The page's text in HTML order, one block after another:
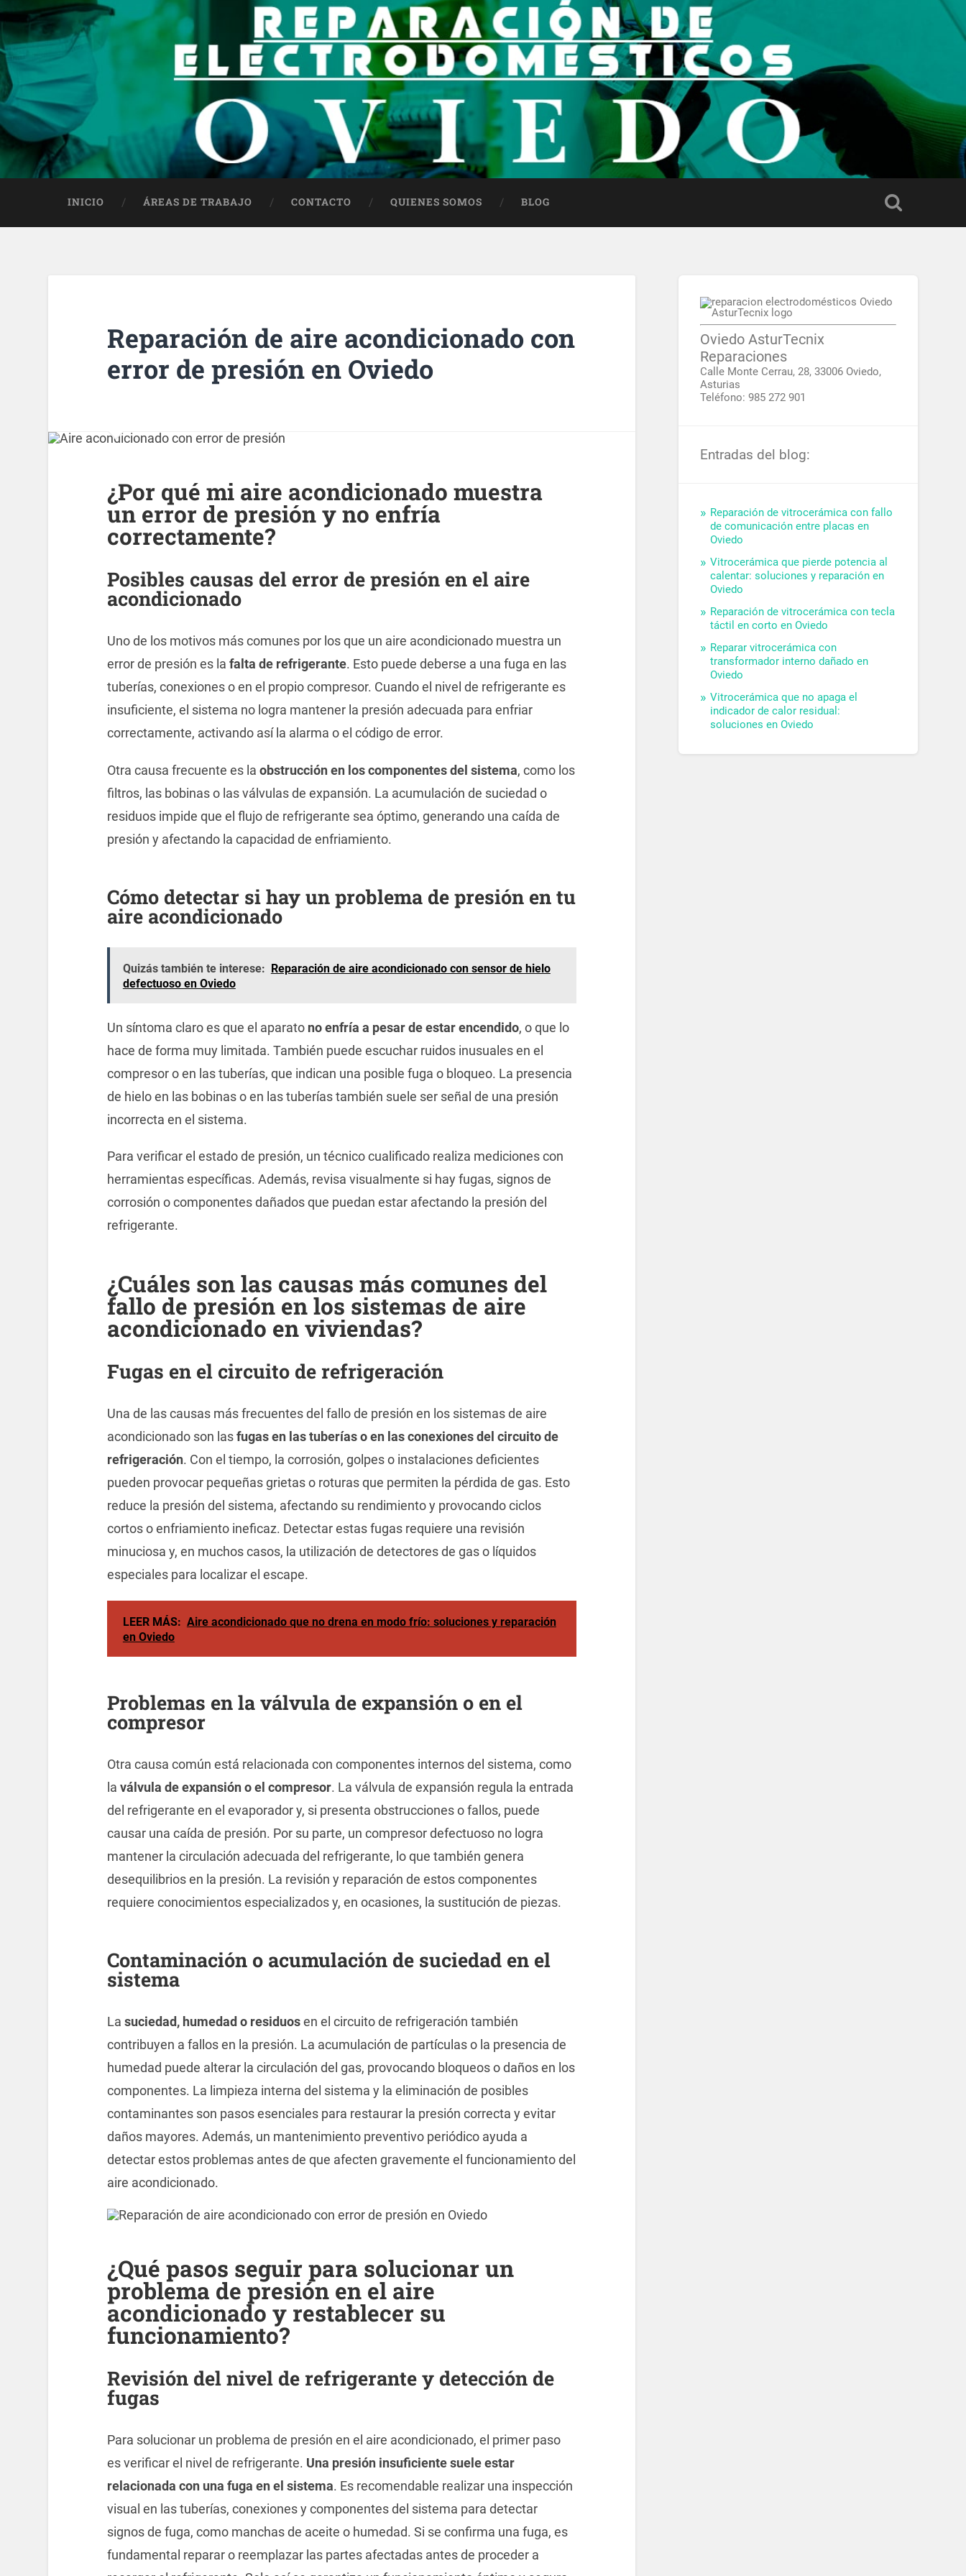
INICIO ÁREAS DE TRABAJO CONTACTO QUIENES SOMOS BLOG
Reparación de aire acondicionado con
error de presión en Oviedo
¿Por qué mi aire acondicionado muestra
un error de presión y no enfría
correctamente?
Posibles causas del error de presión en el aire
acondicionado
Uno de los motivos más comunes por los que un aire acondicionado muestra un
error de presión es la falta de refrigerante. Esto puede deberse a una fuga en las
tuberías, conexiones o en el propio compresor. Cuando el nivel de refrigerante es
insuficiente, el sistema no logra mantener la presión adecuada para enfriar
correctamente, activando así la alarma o el código de error.
Otra causa frecuente es la obstrucción en los componentes del sistema, como los
filtros, las bobinas o las válvulas de expansión. La acumulación de suciedad o
residuos impide que el flujo de refrigerante sea óptimo, generando una caída de
presión y afectando la capacidad de enfriamiento.
Cómo detectar si hay un problema de presión en tu
aire acondicionado
Quizás también te interese: Reparación de aire acondicionado con sensor de hielo
defectuoso en Oviedo
Un síntoma claro es que el aparato no enfría a pesar de estar encendido, o que lo
hace de forma muy limitada. También puede escuchar ruidos inusuales en el
compresor o en las tuberías, que indican una posible fuga o bloqueo. La presencia
de hielo en las bobinas o en las tuberías también suele ser señal de una presión
incorrecta en el sistema.
Para verificar el estado de presión, un técnico cualificado realiza mediciones con
herramientas específicas. Además, revisa visualmente si hay fugas, signos de
corrosión o componentes dañados que puedan estar afectando la presión del
refrigerante.
¿Cuáles son las causas más comunes del
fallo de presión en los sistemas de aire
acondicionado en viviendas?
Fugas en el circuito de refrigeración
Una de las causas más frecuentes del fallo de presión en los sistemas de aire
acondicionado son lasfugas en las tuberías o en las conexiones del circuito de
refrigeración. Con el tiempo, la corrosión, golpes o instalaciones deficientes
pueden provocar pequeñas grietas o roturas que permiten la pérdida de gas. Esto
reduce la presión del sistema, afectando su rendimiento y provocando ciclos
cortos o enfriamiento ineficaz. Detectar estas fugas requiere una revisión
minuciosa y, en muchos casos, la utilización de detectores de gas o líquidos
especiales para localizar el escape.
LEER MÁS: Aire acondicionado que no drena en modo frío: soluciones y reparación
en Oviedo
Problemas en la válvula de expansión o en el
compresor
Otra causa común está relacionada con componentes internos del sistema, como
la válvula de expansión o el compresor. La válvula de expansión regula la entrada
del refrigerante en el evaporador y, si presenta obstrucciones o fallos, puede
causar una caída de presión. Por su parte, un compresor defectuoso no logra
mantener la circulación adecuada del refrigerante, lo que también genera
desequilibrios en la presión. La revisión y reparación de estos componentes
requiere conocimientos especializados y, en ocasiones, la sustitución de piezas.
Contaminación o acumulación de suciedad en el
sistema
La suciedad, humedad o residuosen el circuito de refrigeración también
contribuyen a fallos en la presión. La acumulación de partículas o la presencia de
humedad puede alterar la circulación del gas, provocando bloqueos o daños en los
componentes. La limpieza interna del sistema y la eliminación de posibles
contaminantes son pasos esenciales para restaurar la presión correcta y evitar
daños mayores. Además, un mantenimiento preventivo periódico ayuda a
detectar estos problemas antes de que afecten gravemente el funcionamiento del
aire acondicionado.
¿Qué pasos seguir para solucionar un
problema de presión en el aire
acondicionado y restablecer su
funcionamiento?
Revisión del nivel de refrigerante y detección de
fugas
Para solucionar un problema de presión en el aire acondicionado, el primer paso
es verificar el nivel de refrigerante. Una presión insuficiente suele estar
relacionada con una fuga en el sistema. Es recomendable realizar una inspección
visual en las tuberías, conexiones y componentes del sistema para detectar
signos de fuga, como manchas de aceite o humedad. Si se confirma una fuga, es
fundamental reparar o reemplazar las partes afectadas antes de proceder a
Oviedo AsturTecnix
Reparaciones
Calle Monte Cerrau, 28, 33006 Oviedo,
Asturias
Teléfono: 985 272 901
Entradas del blog:
Reparación de vitrocerámica con fallo
de comunicación entre placas en
Oviedo
Vitrocerámica que pierde potencia al
calentar: soluciones y reparación en
Oviedo
Reparación de vitrocerámica con tecla
táctil en corto en Oviedo
Reparar vitrocerámica con
transformador interno dañado en
Oviedo
Vitrocerámica que no apaga el
indicador de calor residual:
soluciones en Oviedo